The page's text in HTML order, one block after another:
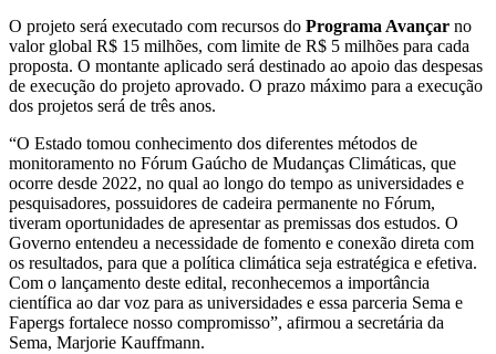
O projeto será executado com recursos do Programa Avançar no
valor global R$ 15 milhões, com limite de R$ 5 milhões para cada
proposta. O montante aplicado será destinado ao apoio das despesas
de execução do projeto aprovado. O prazo máximo para a execução
dos projetos será de três anos.
“O Estado tomou conhecimento dos diferentes métodos de
monitoramento no Fórum Gaúcho de Mudanças Climáticas, que
ocorre desde 2022, no qual ao longo do tempo as universidades e
pesquisadores, possuidores de cadeira permanente no Fórum,
tiveram oportunidades de apresentar as premissas dos estudos. O
Governo entendeu a necessidade de fomento e conexão direta com
os resultados, para que a política climática seja estratégica e efetiva.
Com o lançamento deste edital, reconhecemos a importância
científica ao dar voz para as universidades e essa parceria Sema e
Fapergs fortalece nosso compromisso”, afirmou a secretária da
Sema, Marjorie Kauffmann.